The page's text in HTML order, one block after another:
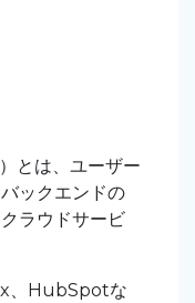
とは、ユーザー
ックエンドの
ラウドサービ
、HubSpotな